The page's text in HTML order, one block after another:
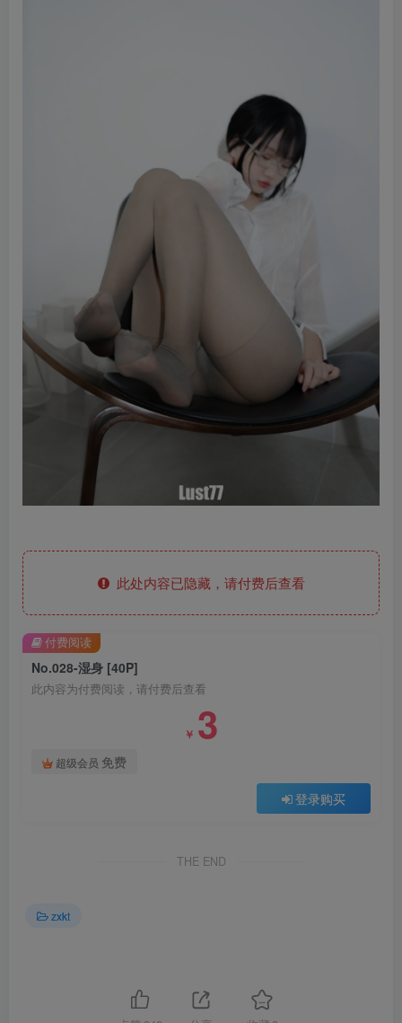
此处内容已隐藏，请付费后查看
No.028-湿身 [40P]
此内容为付费阅读，请付费后查看
￥ 3
超级会员 免费
登录购买
付费阅读
THE END
zxkt